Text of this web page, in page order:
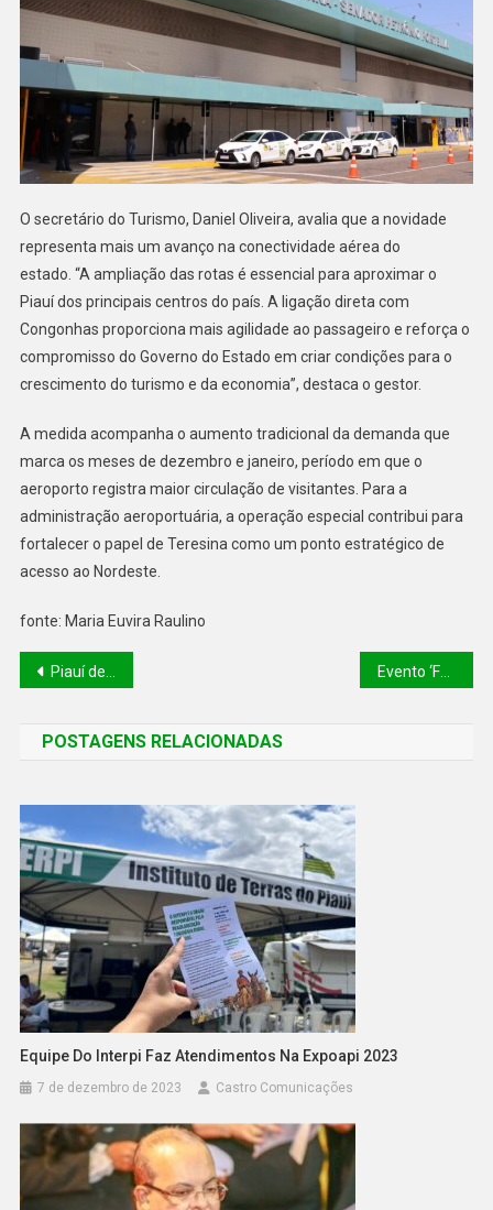
O secretário do Turismo, Daniel Oliveira, avalia que a novidade
representa mais um avanço na conectividade aérea do
estado. “A ampliação das rotas é essencial para aproximar o
Piauí dos principais centros do país. A ligação direta com
Congonhas proporciona mais agilidade ao passageiro e reforça o
compromisso do Governo do Estado em criar condições para o
crescimento do turismo e da economia”, destaca o gestor.
A medida acompanha o aumento tradicional da demanda que
marca os meses de dezembro e janeiro, período em que o
aeroporto registra maior circulação de visitantes. Para a
administração aeroportuária, a operação especial contribui para
fortalecer o papel de Teresina como um ponto estratégico de
acesso ao Nordeste.
fonte: Maria Euvira Raulino
Piauí destina mais de R$ 9 milhões a projetos esportivos em 2025 e leva atletas e paratletas ao topo do pódio em competições nacionais
POSTAGENS RELACIONADAS
Equipe Do Interpi Faz Atendimentos Na Expoapi 2023
7 de dezembro de 2023 Castro Comunicações